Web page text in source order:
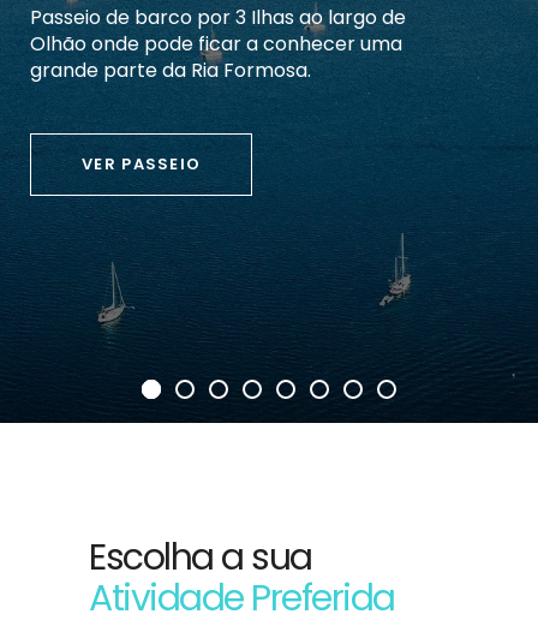
Observe connosco estes mamíferos
marinhos tão frequentes na Costa
Algarvia. Será um passeio inesquecível.
VER PASSEIO
Escolha a sua
Atividade Preferida